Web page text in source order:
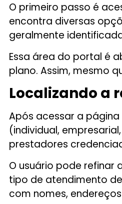
O primeiro passo é
encontra diversas
geralmente
Essa área do portal é
plano. Assim, mesmo
Localizando a
Após acessar a
(individual,
prestadores
O usuário pode refinar
tipo de atendimento
com nomes,